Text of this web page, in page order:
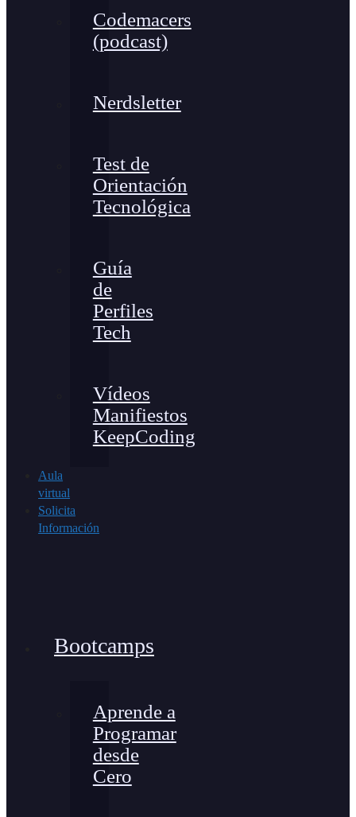
Codemacers
(podcast)
Nerdsletter
Test de
Orientación
Tecnológica
Guía
de
Perfiles
Tech
Vídeos
Manifiestos
KeepCoding
Aula
virtual
Solicita
Información
Bootcamps
Aprende a
Programar
desde
Cero